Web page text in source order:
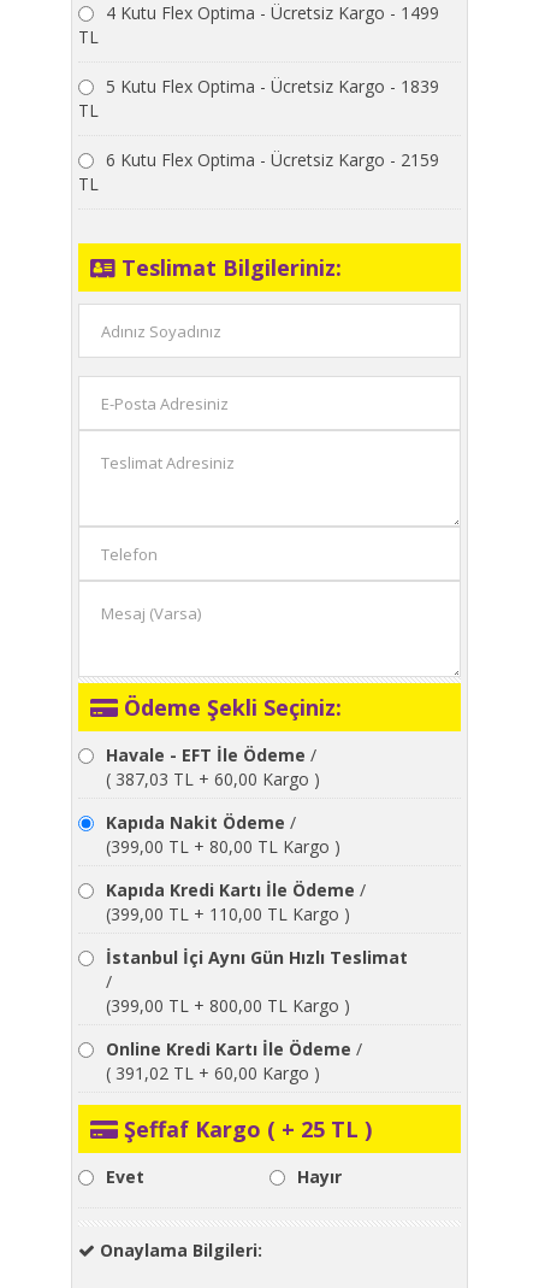
4 Kutu Flex Optima - Ücretsiz Kargo - 1499
TL
5 Kutu Flex Optima - Ücretsiz Kargo - 1839
TL
6 Kutu Flex Optima - Ücretsiz Kargo - 2159
TL
Teslimat Bilgileriniz:
Ödeme Şekli Seçiniz:
Havale - EFT İle Ödeme /
( 387,03 TL + 60,00 Kargo )
Kapıda Nakit Ödeme /
(399,00 TL + 80,00 TL Kargo )
Kapıda Kredi Kartı İle Ödeme /
(399,00 TL + 110,00 TL Kargo )
İstanbul İçi Aynı Gün Hızlı Teslimat
/
(399,00 TL + 800,00 TL Kargo )
Online Kredi Kartı İle Ödeme /
( 391,02 TL + 60,00 Kargo )
Şeffaf Kargo ( + 25 TL )
Evet Hayır
Onaylama Bilgileri: